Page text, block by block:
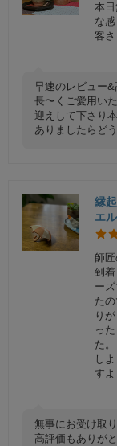
本
な
客
早速のレビュー&
長〜くご愛用い
迎えして下さり
ありましたらど
縁
エ
師
到
ー
た
り
っ
た
し
すよ
無事にお受け取
高評価もありが